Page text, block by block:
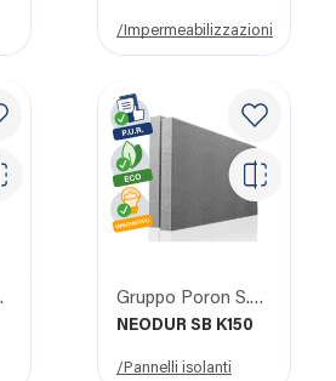
/Impermeabilizzazioni
Gruppo Poron S.R.L.
NEODUR SB K150
/Pannelli isolanti